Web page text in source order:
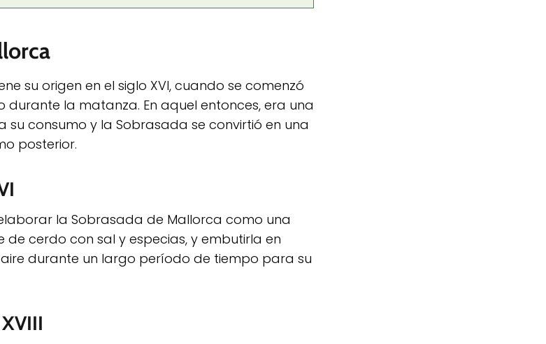
su origen en el siglo XVI, cuando se comenzó
la matanza. En aquel entonces, era una
consumo y la Sobrasada se convirtió en una
posterior.
la Sobrasada de Mallorca como una
cerdo con sal y especias, y embutirla en
durante un largo período de tiempo para su